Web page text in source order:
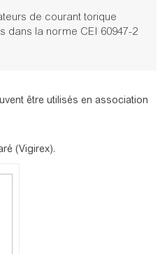
de courant torique
dans la norme CEI 60947-2
être utilisés en association
(Vigirex).